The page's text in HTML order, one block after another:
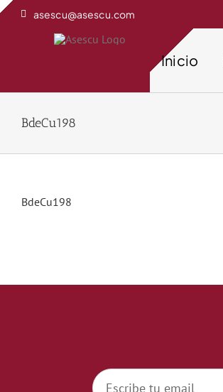
Saltar
asescu@asescu.com
Inicio
BdeCu198
BdeCu198